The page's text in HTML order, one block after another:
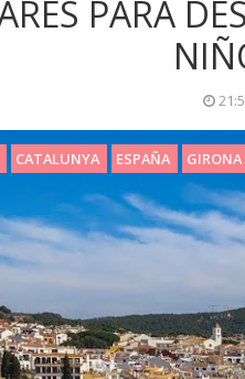
PARA
CATALUNYA ESPAÑA GIRONA